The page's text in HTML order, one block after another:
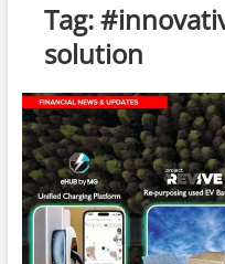
Tag:
solution